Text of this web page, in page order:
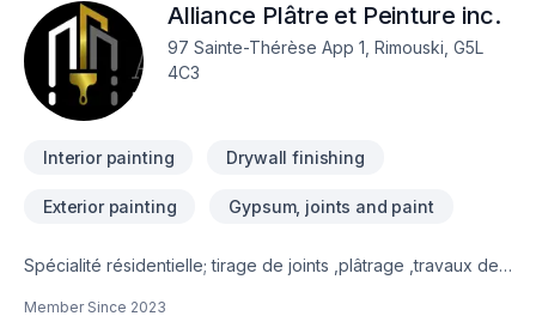
Isolation sous-sol, Levage de maison, Maçonnerie, Margelle,
Meubles, Patio, Peinture, Plancher, Porte de garage, Portes
et fenêtres, Puit de lumière, Rénovation générale,
Revêtement extérieur, Salle de bain, Solarium, Soudeur,
Sous-sol, Tapis, Tirage de joint, Toiture dans les secteurs de
Alliance Plâtre et Peinture inc.
97 Sainte-Thérèse App 1, Rimouski, G5L
4C3
Interior painting Drywall finishing
Exterior painting Gypsum, joints and paint
Spécialité résidentielle; tirage de joints ,plâtrage ,travaux de
Member Since 2023